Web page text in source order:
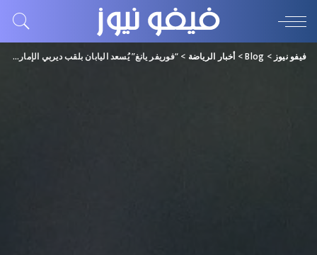
فيفو نيوز >
Blog
> أخبار الرياضة > “فوريفر يانغ” يُسعد اليابان بلقب ديربي الإمارات (فيديو)